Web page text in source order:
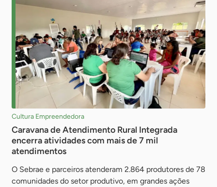
Cultura Empreendedora
Caravana de Atendimento Rural Integrada
encerra atividades com mais de 7 mil
atendimentos
O Sebrae e parceiros atenderam 2.864 produtores de 78
comunidades do setor produtivo, em grandes ações